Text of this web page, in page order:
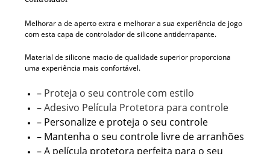
Melhorar a de aperto extra e melhorar a sua experiência de jogo
com esta capa de controlador de silicone antiderrapante.
Material de silicone macio de qualidade superior proporciona
uma experiência mais confortável.
– Proteja o seu controlecom estilo
– Adesivo Película Protetora para controle
– Personalize e proteja o seu controle
– Mantenha o seu controle livre de arranhões
– A película protetora perfeita para o seu